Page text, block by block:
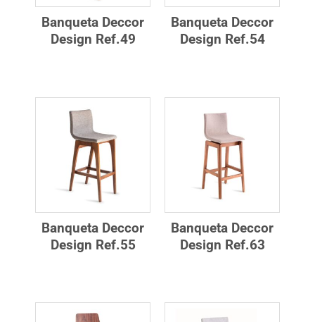
Banqueta Deccor
Design Ref.49
Banqueta Deccor
Design Ref.54
Banqueta Deccor
Design Ref.55
Banqueta Deccor
Design Ref.63